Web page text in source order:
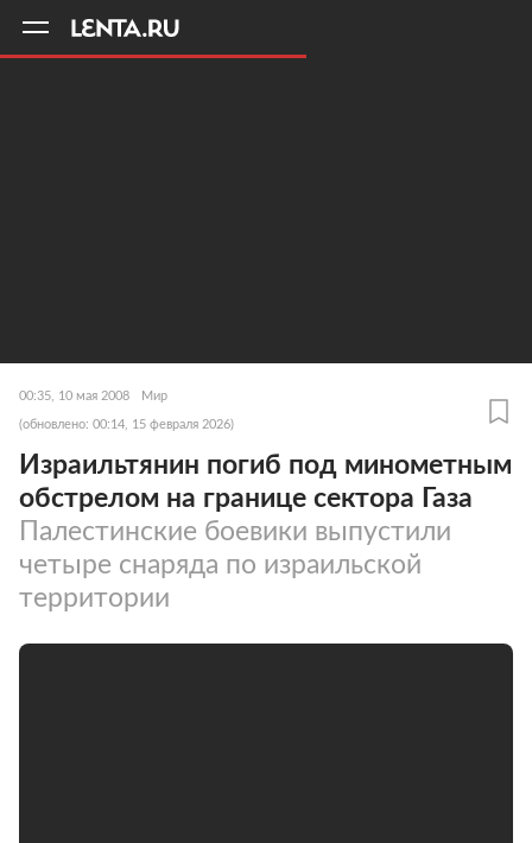
00:35, 10 мая 2008 Мир
(обновлено: 00:14, 15 февраля 2026)
Израильтянин погиб под минометным
обстрелом на границе сектора Газа
Палестинские боевики выпустили
четыре снаряда по израильской
территории